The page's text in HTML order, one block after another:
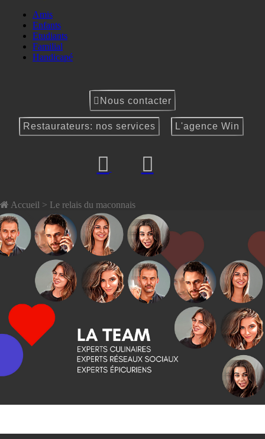
Amis
Enfants
Etudiants
Familial
Handicapé
Nous contacter
Restaurateurs: nos services L'agence Win
Accueil > Le relais du maconnais